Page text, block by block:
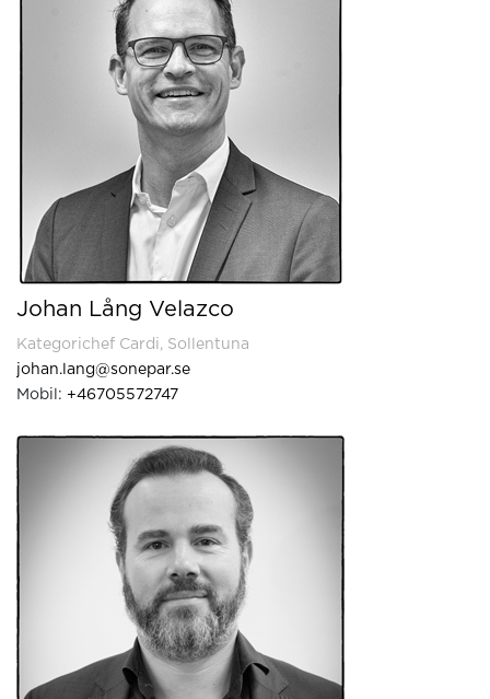
Johan Lång Velazco
Kategorichef Cardi, Sollentuna
johan.lang@sonepar.se
Mobil: +46705572747